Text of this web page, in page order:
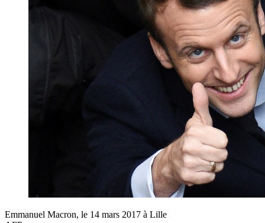
Emmanuel Macron, le 14 mars 2017 à Lille